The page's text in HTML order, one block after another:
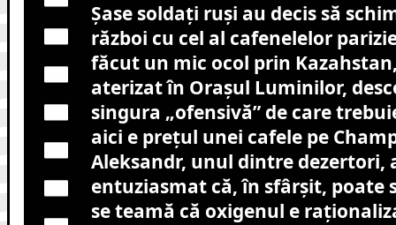
Șase soldați ruși au decis să
război cu cel al cafenelelor
făcut un mic ocol prin
aterizat în Orașul Luminilor,
singura „ofensivă” de care
aici e prețul unei cafele pe
Aleksandr, unul dintre dezertori,
entuziasmat că, în sfârșit, poate
se teamă că oxigenul e